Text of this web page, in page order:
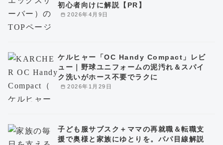
2026年4月9日
初心者向けに解説【PR】
2026年1月29日
ケルヒャー「OC Handy Compact」レビ
ュー｜野球ユニフォームの泥汚れ＆スパイ
ク洗いがホース不要でラクに
子ども服サブスク＋ママの再就職＆転職支
援で奥様と家族にゆとりを。パパ目線解説